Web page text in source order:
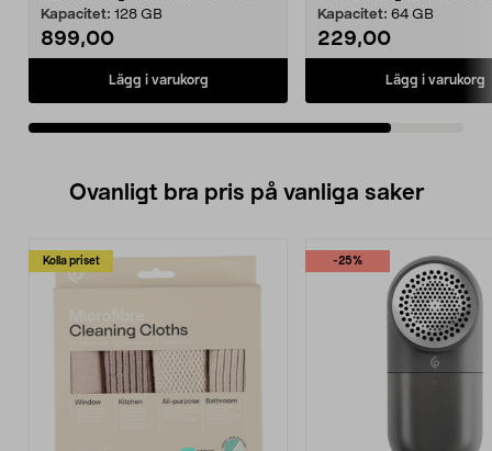
Kapacitet: 128 GB
899,00
Lägg i varukorg
Kapacitet: 64 GB
229,00
Lägg i varukorg
Ovanligt bra pris på vanliga saker
Kolla priset -25%